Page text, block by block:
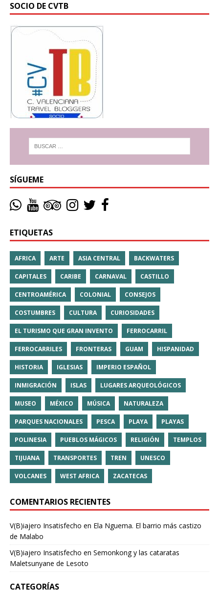
SOCIO DE CVTB
SÍGUEME
ETIQUETAS
AFRICA ARTE ASIA CENTRAL BACKWATERS
CAPITALES CARIBE CARNAVAL CASTILLO
CENTROAMÉRICA COLONIAL CONSEJOS
COSTUMBRES CULTURA CURIOSIDADES
EL TURISMO QUE GRAN INVENTO FERROCARRIL
FERROCARRILES FRONTERAS GUAM HISPANIDAD
HISTORIA IGLESIAS IMPERIO ESPAÑOL
INMIGRACIÓN ISLAS LUGARES ARQUEOLÓGICOS
MUSEO MÉXICO MÚSICA NATURALEZA
PARQUES NACIONALES PESCA PLAYA PLAYAS
POLINESIA PUEBLOS MÁGICOS RELIGIÓN TEMPLOS
TIJUANA TRANSPORTES TREN UNESCO
VOLCANES WEST AFRICA ZACATECAS
COMENTARIOS RECIENTES
V(B)iajero Insatisfecho en Ela Nguema. El barrio más castizo
de Malabo
V(B)iajero Insatisfecho en Semonkong y las cataratas
Maletsunyane de Lesoto
CATEGORÍAS